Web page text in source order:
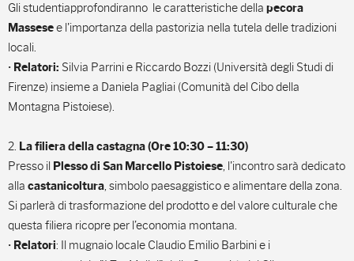
Gli studentiapprofondiranno le caratteristiche della pecora
Massesee l'importanza della pastorizia nella tutela delle tradizioni
locali.
• Relatori: Silvia Parrini e Riccardo Bozzi (Università degli Studi di
Firenze) insieme a Daniela Pagliai (Comunità del Cibo della
Montagna Pistoiese).
2. La filiera della castagna (Ore 10:30 – 11:30)
Presso il Plesso di San Marcello Pistoiese, l'incontro sarà dedicato
alla castanicoltura, simbolo paesaggistico e alimentare della zona.
Si parlerà di trasformazione del prodotto e del valore culturale che
questa filiera ricopre per l’economia montana.
• Relatori: Il mugnaio locale Claudio Emilio Barbini e i